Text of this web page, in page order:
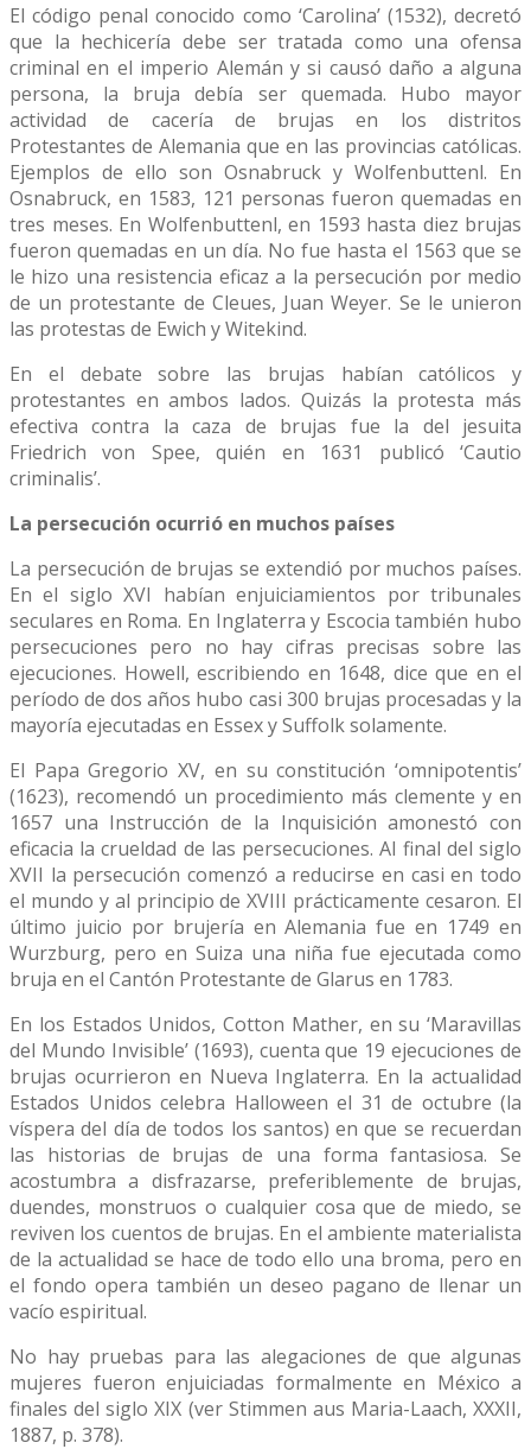
El código penal conocido como ‘Carolina’ (1532), decretó
que la hechicería debe ser tratada como una ofensa
criminal en el imperio Alemán y si causó daño a alguna
persona, la bruja debía ser quemada. Hubo mayor
actividad de cacería de brujas en los distritos
Protestantes de Alemania que en las provincias católicas.
Ejemplos de ello son Osnabruck y Wolfenbuttenl. En
Osnabruck, en 1583, 121 personas fueron quemadas en
tres meses. En Wolfenbuttenl, en 1593 hasta diez brujas
fueron quemadas en un día. No fue hasta el 1563 que se
le hizo una resistencia eficaz a la persecución por medio
de un protestante de Cleues, Juan Weyer. Se le unieron
las protestas de Ewich y Witekind.
En el debate sobre las brujas habían católicos y
protestantes en ambos lados. Quizás la protesta más
efectiva contra la caza de brujas fue la del jesuita
Friedrich von Spee, quién en 1631 publicó ‘Cautio
criminalis’.
La persecución ocurrió en muchos países
La persecución de brujas se extendió por muchos países.
En el siglo XVI habían enjuiciamientos por tribunales
seculares en Roma. En Inglaterra y Escocia también hubo
persecuciones pero no hay cifras precisas sobre las
ejecuciones. Howell, escribiendo en 1648, dice que en el
período de dos años hubo casi 300 brujas procesadas y la
mayoría ejecutadas en Essex y Suffolk solamente.
El Papa Gregorio XV, en su constitución ‘omnipotentis’
(1623), recomendó un procedimiento más clemente y en
1657 una Instrucción de la Inquisición amonestó con
eficacia la crueldad de las persecuciones. Al final del siglo
XVII la persecución comenzó a reducirse en casi en todo
el mundo y al principio de XVIII prácticamente cesaron. El
último juicio por brujería en Alemania fue en 1749 en
Wurzburg, pero en Suiza una niña fue ejecutada como
bruja en el Cantón Protestante de Glarus en 1783.
En los Estados Unidos, Cotton Mather, en su ‘Maravillas
del Mundo Invisible’ (1693), cuenta que 19 ejecuciones de
brujas ocurrieron en Nueva Inglaterra. En la actualidad
Estados Unidos celebra Halloween el 31 de octubre (la
víspera del día de todos los santos) en que se recuerdan
las historias de brujas de una forma fantasiosa. Se
acostumbra a disfrazarse, preferiblemente de brujas,
duendes, monstruos o cualquier cosa que de miedo, se
reviven los cuentos de brujas. En el ambiente materialista
de la actualidad se hace de todo ello una broma, pero en
el fondo opera también un deseo pagano de llenar un
vacío espiritual.
No hay pruebas para las alegaciones de que algunas
mujeres fueron enjuiciadas formalmente en México a
finales del siglo XIX (ver Stimmen aus Maria-Laach, XXXII,
1887, p. 378).